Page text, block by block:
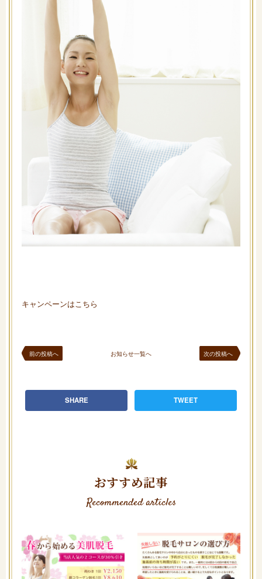
キャンペーンはこちら
前の投稿へ お知らせ一覧へ 次の投稿へ
SHARE TWEET
おすすめ記事
Recommended articles